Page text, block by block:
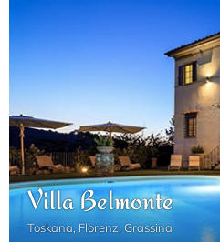
Villa Belmonte
Toskana, Florenz, Grassina